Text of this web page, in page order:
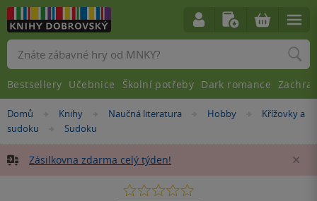
Nacházíte
se
Domů »
Knihy »Naučná literatura »Hobby »
Křížovky a
sudoku
»
Sudoku
Zásilkovna zdarma celý týden!
0.0
Vyhledávání
Bestsellery Učebnice Školní potřeby Dark romance